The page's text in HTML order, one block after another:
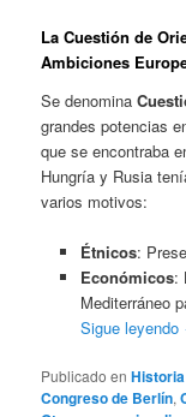
La Cuestión de
Ambiciones
Se denomina
grandes potencias
que se encontraba
Hungría y Rusia
varios motivos:
Étnicos:
Económicos:
Mediterráneo
Sigue leyendo
Publicado en Historia
Congreso de Berlín,